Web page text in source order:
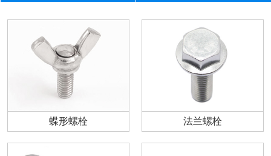
蝶形螺栓 法兰螺栓